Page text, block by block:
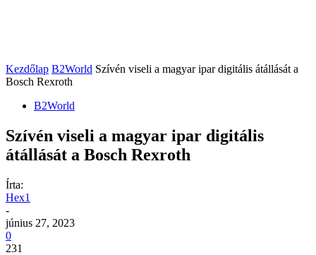
Kezdőlap B2World Szívén viseli a magyar ipar digitális átállását a
Bosch Rexroth
B2World
Szívén viseli a magyar ipar digitális
átállását a Bosch Rexroth
Írta:
Hex1
-
június 27, 2023
0
231